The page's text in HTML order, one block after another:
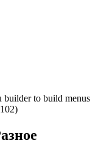
builder to build menus